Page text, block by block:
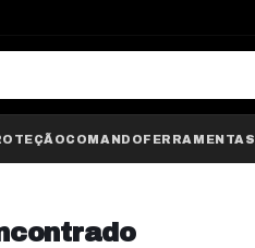
COMANDOFERRAMENTAS